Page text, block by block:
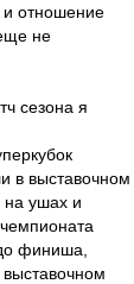
и отношение
не
сезона я
в выставочном
на ушах и
финиша,